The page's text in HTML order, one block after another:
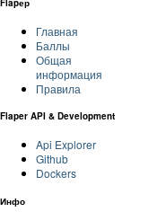
Flapер
Главная
Баллы
Общая
информация
Правила
Flaper API & Development
Api Explorer
Github
Dockers
Инфо